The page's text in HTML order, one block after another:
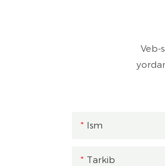
Veb-
Ism
Tarkib